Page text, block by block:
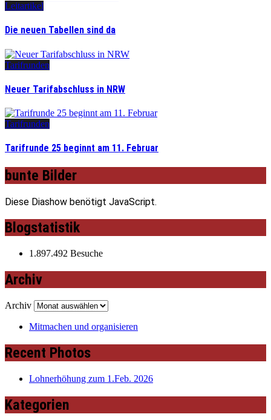
Leitartikel
Die neuen Tabellen sind da
Tarifrunden
Neuer Tarifabschluss in NRW
Tarifrunden
Tarifrunde 25 beginnt am 11. Februar
bunte Bilder
Diese Diashow benötigt JavaScript.
Blogstatistik
1.897.492 Besuche
Archiv
Archiv
Mitmachen und organisieren
Recent Photos
Lohnerhöhung zum 1.Feb. 2026
Kategorien